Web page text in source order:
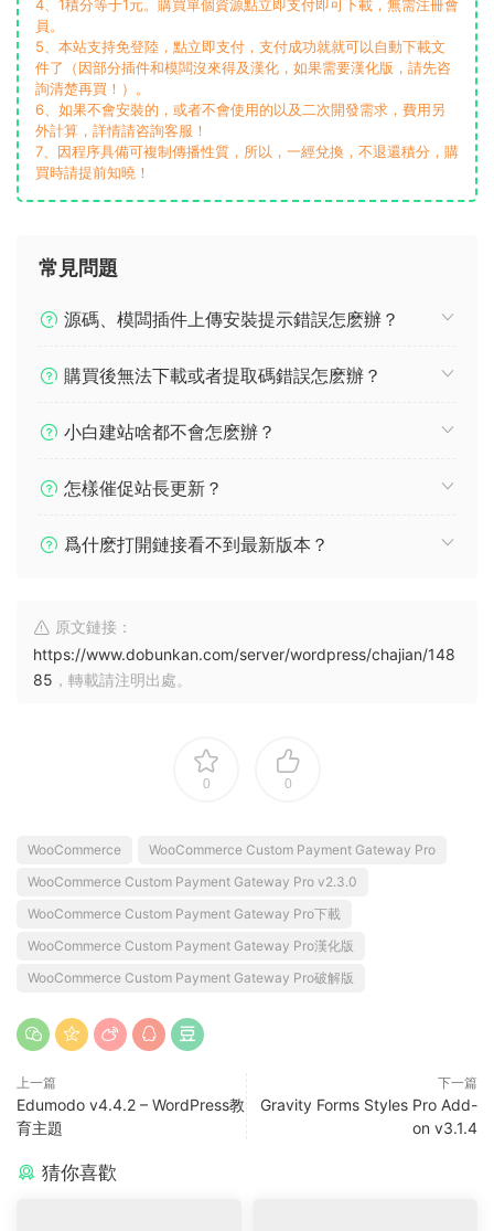
4、1積分等于1元。購買單個資源點立即支付即可下載，無需注冊會
員。
5、本站支持免登陸，點立即支付，支付成功就就可以自動下載文
件了（因部分插件和模闆沒來得及漢化，如果需要漢化版，請先咨
詢清楚再買！）。
6、如果不會安裝的，或者不會使用的以及二次開發需求，費用另
外計算，詳情請咨詢客服！
7、因程序具備可複制傳播性質，所以，一經兌換，不退還積分，購
買時請提前知曉！
常見問題
源碼、模闆插件上傳安裝提示錯誤怎麽辦？
購買後無法下載或者提取碼錯誤怎麽辦？
小白建站啥都不會怎麽辦？
怎樣催促站長更新？
爲什麽打開鏈接看不到最新版本？
原文鏈接：
https://www.dobunkan.com/server/wordpress/chajian/148
85 ，轉載請注明出處。
0 0
WooCommerce
WooCommerce Custom Payment Gateway Pro
WooCommerce Custom Payment Gateway Pro v2.3.0
WooCommerce Custom Payment Gateway Pro下載
WooCommerce Custom Payment Gateway Pro漢化版
WooCommerce Custom Payment Gateway Pro破解版
上一篇
Edumodo v4.4.2 – WordPress教
育主題
下一篇
Gravity Forms Styles Pro Add-
on v3.1.4
猜你喜歡